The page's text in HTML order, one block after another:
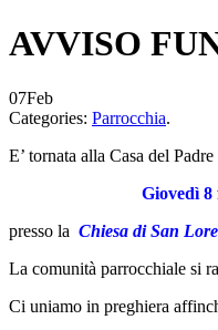
AVVISO
07Feb
Categories: Parrocchia.
E’ tornata alla Casa del Padre
Giovedì 8
presso la Chiesa di San
La comunità parrocchiale si
Ci uniamo in preghiera